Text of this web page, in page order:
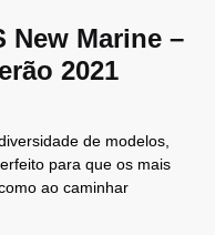
New Marine –
2021
de modelos,
para que os mais
ao caminhar